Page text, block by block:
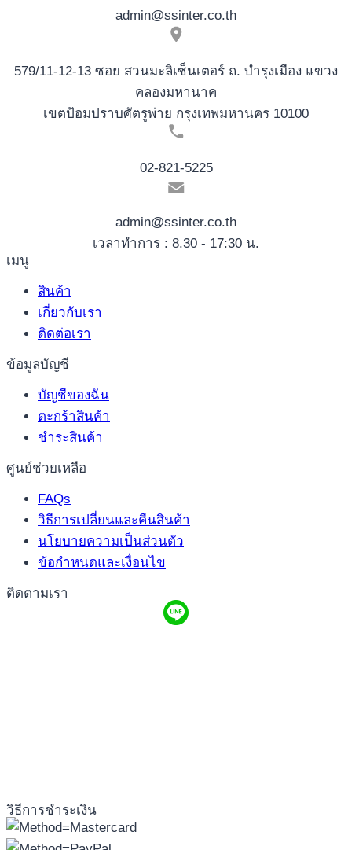
admin@ssinter.co.th
579/11-12-13 ซอย สวนมะลิเซ็นเตอร์ ถ. บำรุงเมือง แขวง
คลองมหานาค
เขตป้อมปราบศัตรูพ่าย กรุงเทพมหานคร 10100
02-821-5225
admin@ssinter.co.th
เวลาทำการ : 8.30 - 17:30 น.
เมนู
สินค้า
เกี่ยวกับเรา
ติดต่อเรา
ข้อมูลบัญชี
บัญชีของฉัน
ตะกร้าสินค้า
ชำระสินค้า
ศูนย์ช่วยเหลือ
FAQs
วิธีการเปลี่ยนและคืนสินค้า
นโยบายความเป็นส่วนตัว
ข้อกำหนดและเงื่อนไข
ติดตามเรา
วิธีการชำระเงิน